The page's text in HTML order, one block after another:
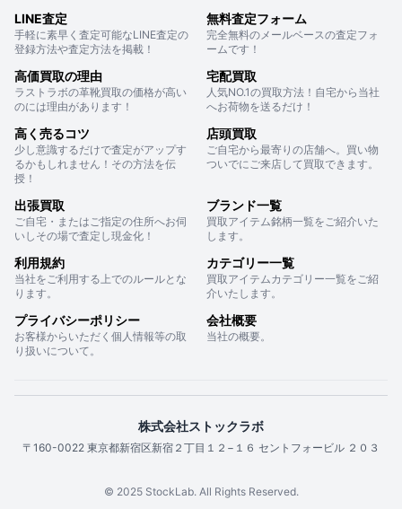
LINE査定
手軽に素早く査定可能なLINE査定の
登録方法や査定方法を掲載！
無料査定フォーム
完全無料のメールベースの査定フォ
ームです！
高価買取の理由
ラストラボの革靴買取の価格が高い
のには理由があります！
宅配買取
人気NO.1の買取方法！自宅から当社
へお荷物を送るだけ！
高く売るコツ
少し意識するだけで査定がアップす
るかもしれません！その方法を伝
授！
店頭買取
ご自宅から最寄りの店舗へ。買い物
ついでにご来店して買取できます。
出張買取
ご自宅・またはご指定の住所へお伺
いしその場で査定し現金化！
ブランド一覧
買取アイテム銘柄一覧をご紹介いた
します。
利用規約
当社をご利用する上でのルールとな
ります。
カテゴリー一覧
買取アイテムカテゴリー一覧をご紹
介いたします。
プライバシーポリシー
お客様からいただく個人情報等の取
り扱いについて。
会社概要
当社の概要。
株式会社ストックラボ
〒160-0022 東京都新宿区新宿２丁目１２−１６ セントフォービル ２０３
© 2025 StockLab. All Rights Reserved.